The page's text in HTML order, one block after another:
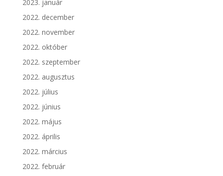
2023. január
2022. december
2022. november
2022. október
2022. szeptember
2022. augusztus
2022. július
2022. június
2022. május
2022. április
2022. március
2022. február